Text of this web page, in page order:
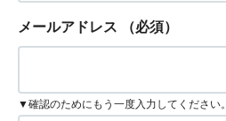
メールアドレス （必須）
▼確認のためにもう一度入力してください。